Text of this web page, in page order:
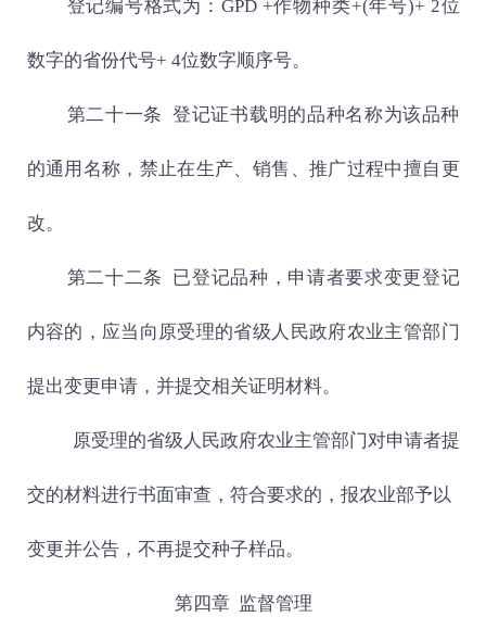
登记编号格式为： GPD +作物种类+(年号)+ 2位
数字的省份代号+ 4位数字顺序号。
第二十一条 登记证书载明的品种名称为该品种
的通用名称，禁止在生产、销售、推广过程中擅自更
改。
第二十二条 已登记品种，申请者要求变更登记
内容的，应当向原受理的省级人民政府农业主管部门
提出变更申请，并提交相关证明材料。
原受理的省级人民政府农业主管部门对申请者提
交的材料进行书面审查，符合要求的，报农业部予以
变更并公告，不再提交种子样品。
第四章 监督管理